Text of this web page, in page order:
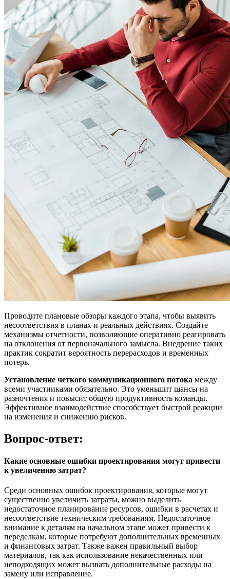
Проводите плановые обзоры каждого этапа, чтобы выявить
несоответствия в планах и реальных действиях. Создайте
механизмы отчетности, позволяющие оперативно реагировать
на отклонения от первоначального замысла. Внедрение таких
практик сократит вероятность перерасходов и временных
потерь.
Установление четкого коммуникационного потока между
всеми участниками обязательно. Это уменьшит шансы на
разночтения и повысит общую продуктивность команды.
Эффективное взаимодействие способствует быстрой реакции
на изменения и снижению рисков.
Вопрос-ответ:
Какие основные ошибки проектирования могут привести
к увеличению затрат?
Среди основных ошибок проектирования, которые могут
существенно увеличить затраты, можно выделить
недостаточное планирование ресурсов, ошибки в расчетах и
несоответствие техническим требованиям. Недостаточное
внимание к деталям на начальном этапе может привести к
переделкам, которые потребуют дополнительных временных
и финансовых затрат. Также важен правильный выбор
материалов, так как использование некачественных или
неподходящих может вызвать дополнительные расходы на
замену или исправление.